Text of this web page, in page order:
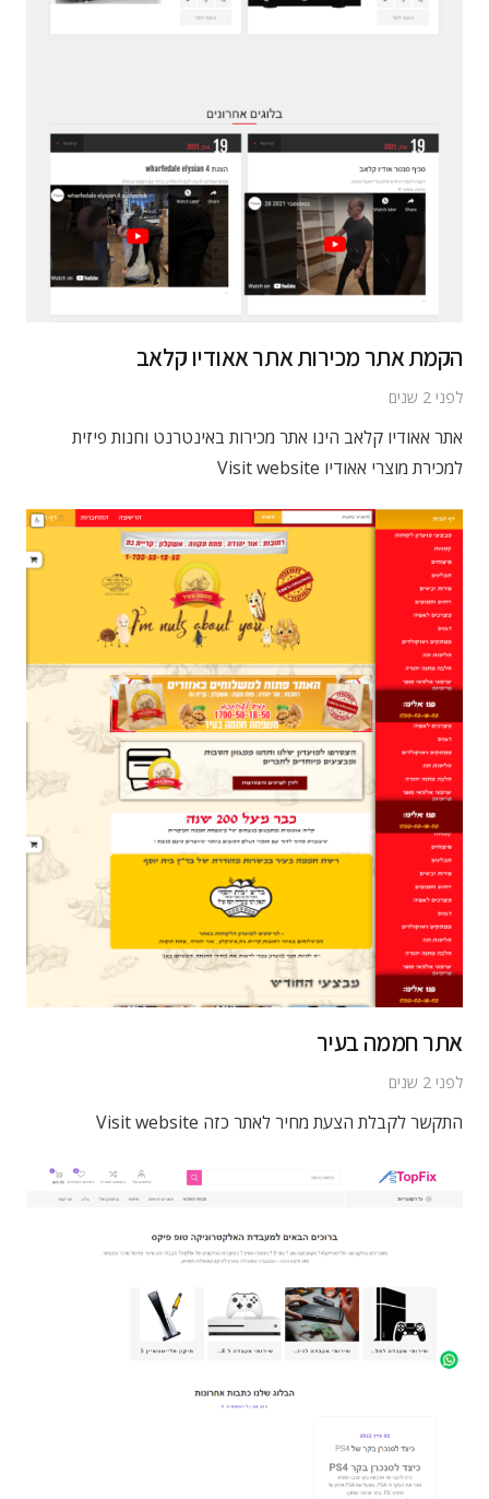
הקמת אתר מכירות אתר אאודיו קלאב
לפני 2 שנים
אתר אאודיו קלאב הינו אתר מכירות באינטרנט וחנות פיזית
למכירת מוצרי אאודיו Visit website
אתר חממה בעיר
לפני 2 שנים
התקשר לקבלת הצעת מחיר לאתר כזה Visit website